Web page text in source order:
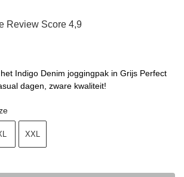
Review Score 4,9
Indigo Denim joggingpak in Grijs Perfect
dagen, zware kwaliteit!
XXL